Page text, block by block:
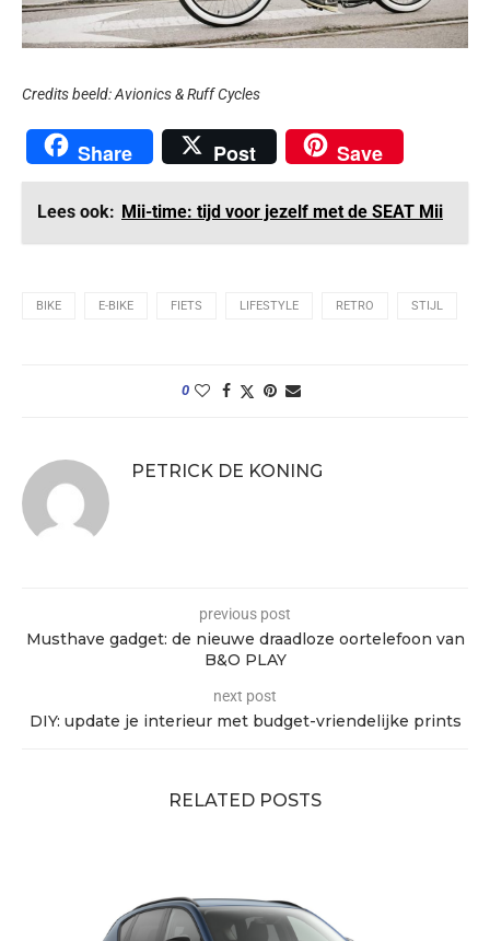
Credits beeld: Avionics & Ruff Cycles
Share Post Save
Lees ook: Mii-time: tijd voor jezelf met de SEAT Mii
BIKE E-BIKE FIETS LIFESTYLE RETRO STIJL
0
PETRICK DE KONING
previous post
Musthave gadget: de nieuwe draadloze oortelefoon van
B&O PLAY
next post
DIY: update je interieur met budget-vriendelijke prints
RELATED POSTS